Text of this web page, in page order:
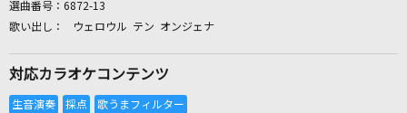
全国りれき
選曲番号： 6872-13
ウェロウル テン オンジェナ
対応カラオケコンテンツ